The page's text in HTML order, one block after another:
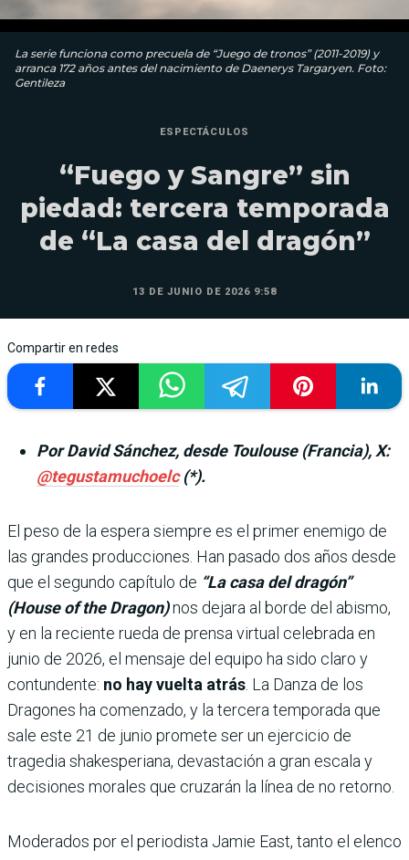
La serie funciona como precuela de “Juego de tronos” (2011-2019) y
arranca 172 años antes del nacimiento de Daenerys Targaryen. Foto:
Gentileza
ESPECTÁCULOS
“Fuego y Sangre” sin
piedad: tercera temporada
de “La casa del dragón”
13 DE JUNIO DE 2026 9:58
Compartir en redes
Por David Sánchez, desde Toulouse (Francia), X:
@tegustamuchoelc(*).
El peso de la espera siempre es el primer enemigo de
las grandes producciones. Han pasado dos años desde
que el segundo capítulo de “La casa del dragón”
(House of the Dragon)nos dejara al borde del abismo,
y en la reciente rueda de prensa virtual celebrada en
junio de 2026, el mensaje del equipo ha sido claro y
contundente: no hay vuelta atrás . La Danza de los
Dragones ha comenzado, y la tercera temporada que
sale este 21 de junio promete ser un ejercicio de
tragedia shakesperiana, devastación a gran escala y
decisiones morales que cruzarán la línea de no retorno.
Moderados por el periodista Jamie East, tanto el elenco